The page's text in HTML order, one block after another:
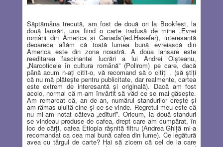
Săptămâna trecută, am fost de două ori la Bookfest, la
două lansări, una fiind o carte tradusă de mine „Evrei
români din America şi Canada”(ed.Hasefer), interesantă
deoarece aflăm că toată lumea bună evreiască din
America este din zona noastră. A doua lansare este
reeditarea fascinantei lucrări a lui Andrei Oişteanu,
„Narcoticele în cultura română” (Polirom) pe care, dacă
până acum n-aţi citit-o, vă recomand să o citiţi . (să ştiţi
că nu mă plăteşte pentru publicitate, dar realmente, cartea
este extrem de interesantă şi originală). Dacă am fost
acolo, normal că m-am învârtit să văd ce se mai găseşte.
Am remarcat că, an de an, numărul standurilor creşte şi
am rămas uluită cine şi ce se vinde. Regretul meu este că
nu mi-am notat câteva „edituri”. Oricum, la două standuri
se vindeau produse de cafea, drept care am cumpărat, în
loc de cărţi, cafea Etiopia râşnită filtru (Andrea Ghiţă mi-a
recomandat ca cea mai bună cafea din lume). Ce legătură
avea cu târgul de carte? Hai să zicem că cel de la care